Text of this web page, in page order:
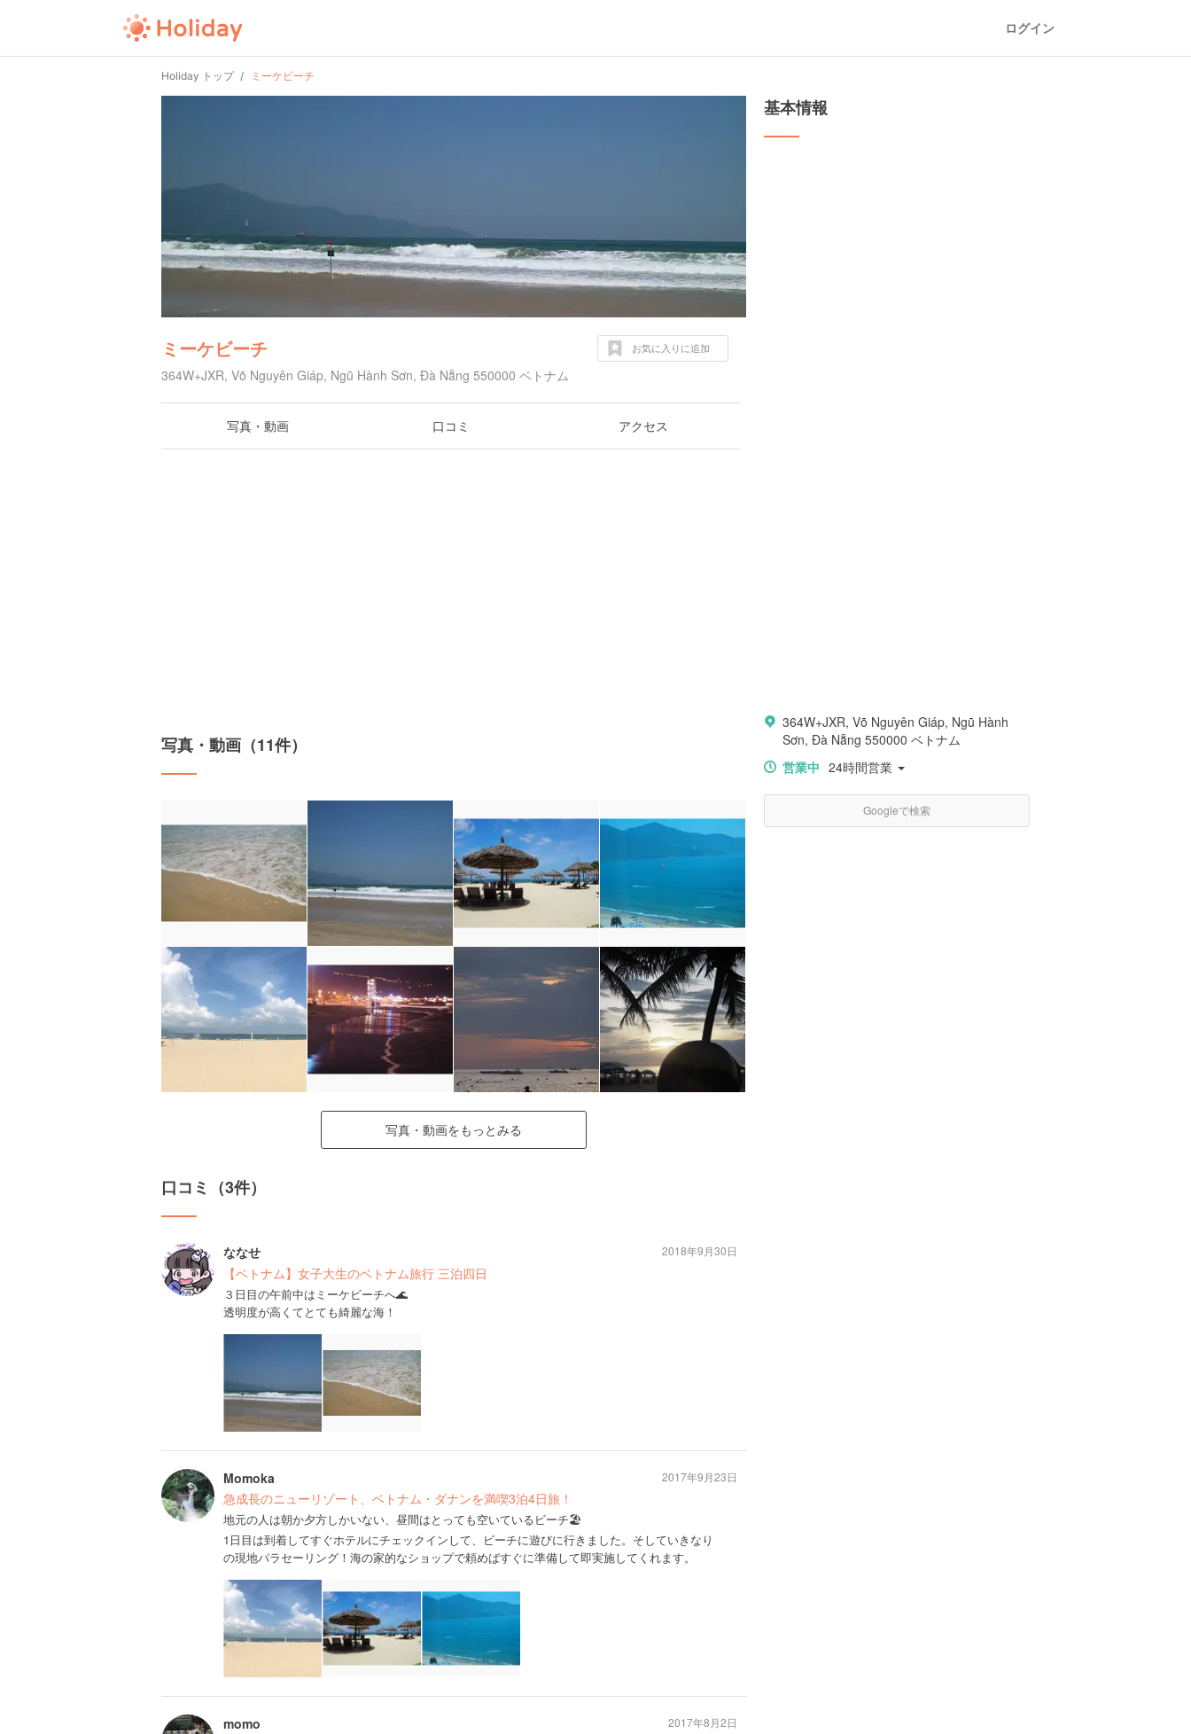
ログイン
Holiday トップ ミーケビーチ
ミーケビーチ
364W+JXR, Võ Nguyên Giáp, Ngũ Hành Sơn, Đà Nẵng 550000 ベトナム
お気に入りに追加
写真・動画 口コミ アクセス
写真・動画（11件）
写真・動画をもっとみる
口コミ（3件）
ななせ
【ベトナム】女子大生のベトナム旅行 三泊四日
３日目の午前中はミーケビーチへ🌊
透明度が高くてとても綺麗な海！
2018年9月30日
Momoka
急成長のニューリゾート、ベトナム・ダナンを満喫3泊4日旅！
地元の人は朝か夕方しかいない、昼間はとっても空いているビーチ🏖
1日目は到着してすぐホテルにチェックインして、ビーチに遊びに行きました。そしていきなり
の現地パラセーリング！海の家的なショップで頼めばすぐに準備して即実施してくれます。
2017年9月23日
momo
2017年8月2日
基本情報
364W+JXR, Võ Nguyên Giáp, Ngũ Hành
Sơn, Đà Nẵng 550000 ベトナム
営業中 24時間営業
Googleで検索